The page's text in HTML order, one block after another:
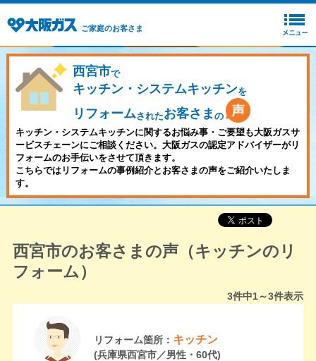
ご家庭のお客さま
西宮市で
キッチン・システムキッチンを
リフォームされたお客さま の
キッチン・システムキッチンに関するお悩み事・ご要望も大阪ガスサ
ービスチェーンにご相談ください。大阪ガスの認定アドバイザーがリ
フォームのお手伝いをさせて頂きます。
こちらではリフォームの事例紹介とお客さまの声をご紹介いたしま
す。
西宮市のお客さまの声（キッチンのリ
フォーム）
3件中1～3件表示
リフォーム箇所： キッチン
(兵庫県西宮市／男性・60代)